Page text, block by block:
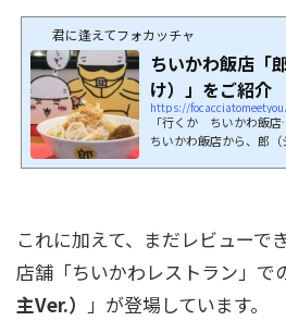
君に逢えてフォカッチャ
ちいかわ飯店「
け）」をご紹介
https://
「行くか ちいかわ飯
ちいかわ飯店から、郎
これに加えて、まだレビューで
店舗「ちいかわレストラン」で
主Ver.） 」が登場しています。